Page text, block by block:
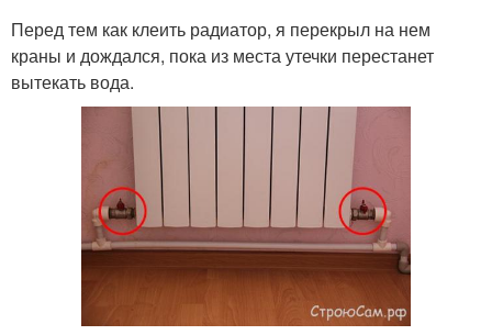
Перед тем как клеить радиатор, я перекрыл на нем
краны и дождался, пока из места утечки перестанет
вытекать вода.